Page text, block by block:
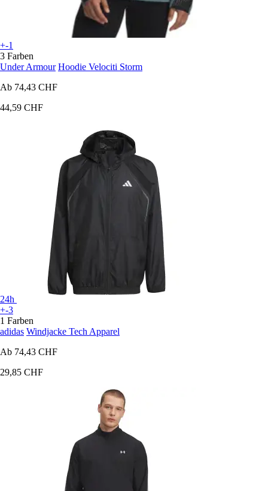
+-1
3 Farben
Under Armour Hoodie Velociti Storm
Ab 74,43 CHF
44,59 CHF
24h
+-3
1 Farben
adidas Windjacke Tech Apparel
Ab 74,43 CHF
29,85 CHF